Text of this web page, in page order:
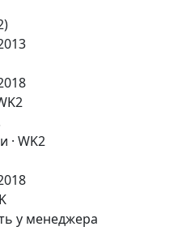
· WK2
у менеджера